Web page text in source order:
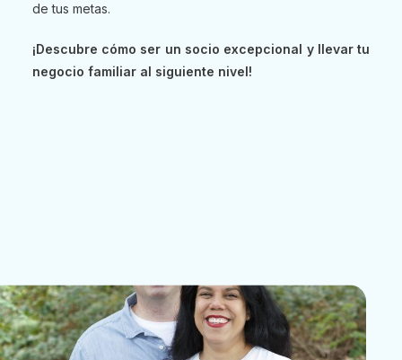
de tus metas.
¡Descubre cómo ser un socio excepcional y llevar tu
negocio familiar al siguiente nivel!